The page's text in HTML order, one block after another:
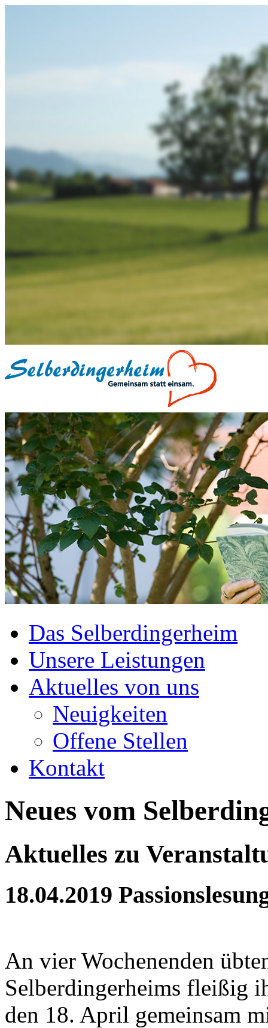
Das Selberdingerheim
Unsere Leistungen
Aktuelles von uns
Neuigkeiten
Offene Stellen
Kontakt
Neues vom
Aktuelles zu
18.04.2019
An vier Wochenenden
Selberdingerheims fleißig
den 18. April gemeinsam